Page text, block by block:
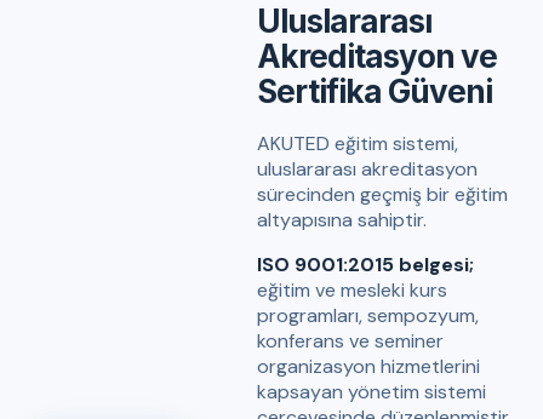
Uluslararası
Akreditasyon ve
Sertifika Güveni
AKUTED eğitim sistemi,
uluslararası akreditasyon
sürecinden geçmiş bir eğitim
altyapısına sahiptir.
ISO 9001:2015 belgesi;
eğitim ve mesleki kurs
programları, sempozyum,
konferans ve seminer
organizasyon hizmetlerini
kapsayan yönetim sistemi